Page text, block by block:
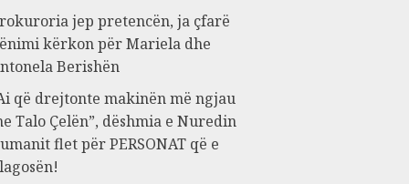
jep pretencën, ja çfarë
kërkon për Mariela dhe
Berishën
që drejtonte makinën më ngjau
Talo Çelën”, dëshmia e Nuredin
flet për PERSONAT që e